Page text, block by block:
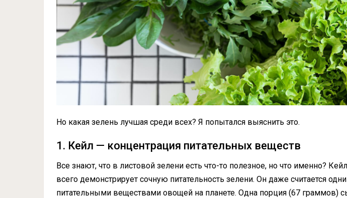
Но какая зелень лучшая среди всех? Я попытался выяснить это.
1. Кейл — концентрация питательных веществ
Все знают, что в листовой зелени есть что-то полезное, но что именно?
всего демонстрирует сочную питательность зелени. Он даже считается
питательными веществами овощей на планете. Одна порция (67 граммов)